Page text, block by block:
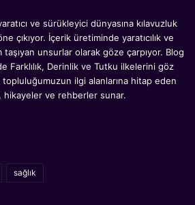
ve sürükleyici dünyasına kılavuzluk
çıkıyor. İçerik üretiminde yaratıcılık ve
unsurlar olarak göze çarpıyor. Blog
Farklılık, Derinlik ve Tutku ilkelerini göz
ilgi alanlarına hitap eden
hikayeler ve rehberler sunar.
sağlık